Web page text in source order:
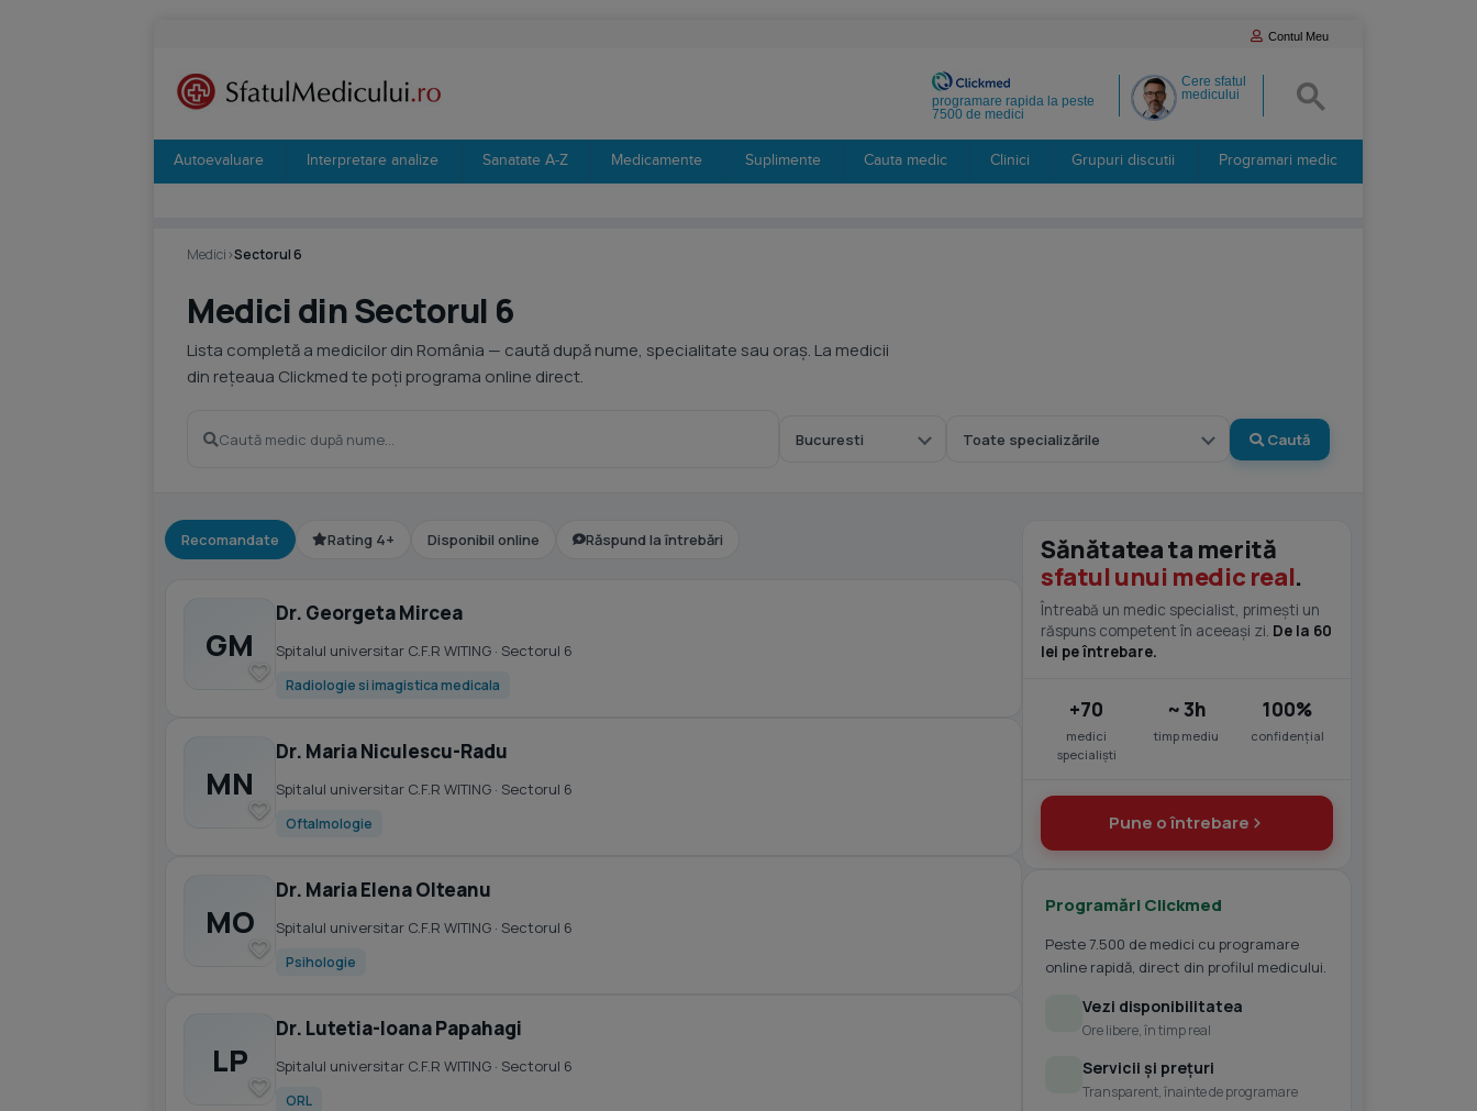
Contul Meu
Cere sfatul
medicului
programare rapida la peste
7500 de medici
Autoevaluare Interpretare analize Sanatate A-Z Medicamente Suplimente Cauta medic Clinici Grupuri discutii Programari medic
Medici›Sectorul 6
Medici din Sectorul 6
Lista completă a medicilor din România — caută după nume, specialitate sau oraș. La medicii
din rețeaua Clickmed te poți programa online direct.
Caută
Recomandate Rating 4+ Disponibil online Răspund la întrebări
GM
Dr. Georgeta Mircea
Spitalul universitar C.F.R WITING · Sectorul 6
Radiologie si imagistica medicala
MN
Dr. Maria Niculescu-Radu
Spitalul universitar C.F.R WITING · Sectorul 6
Oftalmologie
MO
Dr. Maria Elena Olteanu
Spitalul universitar C.F.R WITING · Sectorul 6
Psihologie
LP
Dr. Lutetia-Ioana Papahagi
Spitalul universitar C.F.R WITING · Sectorul 6
ORL
Sănătatea ta merită
sfatul unui medic real.
Întreabă un medic specialist, primești un
răspuns competent în aceeași zi. De la 60
lei pe întrebare.
+70
medici
specialiști
~ 3h
timp mediu
100%
confidențial
Pune o întrebare
Programări Clickmed
Peste 7.500 de medici cu programare
online rapidă, direct din profilul medicului.
Vezi disponibilitatea
Ore libere, în timp real
Servicii și prețuri
Transparent, înainte de programare